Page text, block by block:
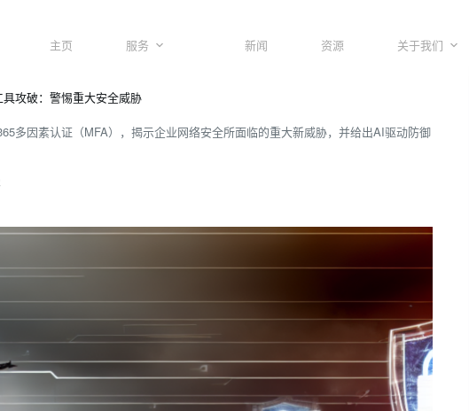
主页 服务 新闻 资源 关于我们
攻破：警惕重大安全威胁
多因素认证（MFA），揭示企业网络安全所面临的重大新威胁，并给出AI驱动防御